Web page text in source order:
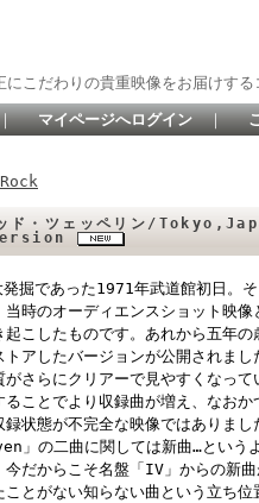
だわりの貴重映像をお届けする
マイページへログイン ｜
・ツェッペリン/
掘であった1971年武道館初日。
当時のオーディエンスショット映
こしたものです。あれから五年
アしたバージョンが公開されま
さらにクリアーで見やすくなっ
ことでより収録曲が増え、なお
録状態が不完全な映像ではありま
の二曲に関しては新曲…という
今だからこそ名盤「IV」からの新
とがない知らない曲という立ち